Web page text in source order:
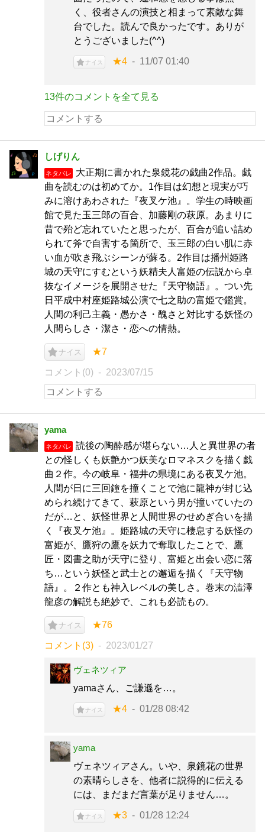
く、役者さんの演技と相まって素敵な舞
台でした。読んで良かったです。ありが
とうございました(^^)
ナイス ★4 11/07 01:40
13件のコメントを全て見る
しげりん
ネタバレ
大正期に書かれた泉鏡花の戯曲2作品。戯
曲を読むのは初めてか。1作目は幻想と現実が巧
みに溶けあわされた『夜叉ケ池』。学生の時映画
館で見た玉三郎の百合、加藤剛の萩原。あまりに
昔で殆ど忘れていたと思ったが、百合が追い詰め
られて斧で自害する箇所で、玉三郎の白い肌に赤
い血が吹き飛ぶシーンが蘇る。2作目は播州姫路
城の天守にすむという妖精夫人富姫の伝説から卓
抜なイメージを展開させた『天守物語』。つい先
日平成中村座姫路城公演で七之助の富姫で鑑賞。
人間の利己主義・愚かさ・醜さと対比する妖怪の
人間らしさ・潔さ・恋への情熱。
ナイス ★7
コメント(0) 2023/07/15
yama
ネタバレ
読後の陶酔感が堪らない…人と異世界の者
との怪しくも妖艶かつ妖美なロマネスクを描く戯
曲２作。今の岐阜・福井の県境にある夜叉ケ池。
人間が日に三回鐘を撞くことで池に龍神が封じ込
められ続けてきて、萩原という男が撞いていたの
だが…と、妖怪世界と人間世界のせめぎ合いを描
く『夜叉ケ池』。姫路城の天守に棲息する妖怪の
富姫が、鷹狩の鷹を妖力で奪取したことで、鷹
匠・図書之助が天守に登り、富姫と出会い恋に落
ち…という妖怪と武士との邂逅を描く『天守物
語』。２作とも神入レベルの美しさ。巻末の澁澤
龍彦の解説も絶妙で、これも必読もの。
ナイス ★76
コメント(3) 2023/01/27
ヴェネツィア
yamaさん、ご謙遜を…。
ナイス ★4 01/28 08:42
yama
ヴェネツィアさん。いや、泉鏡花の世界
の素晴らしさを、他者に説得的に伝える
には、まだまだ言葉が足りません…。
ナイス ★3 01/28 12:24